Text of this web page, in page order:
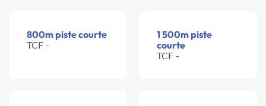
800m piste courte
TCF -
1 500m piste
courte
TCF -